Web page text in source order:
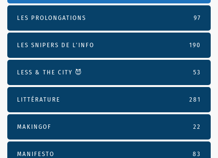
LES PROLONGATIONS 97
LES SNIPERS DE L’INFO 190
LESS & THE CITY 😈 53
LITTÉRATURE 281
MAKINGOF 22
MANIFESTO 83